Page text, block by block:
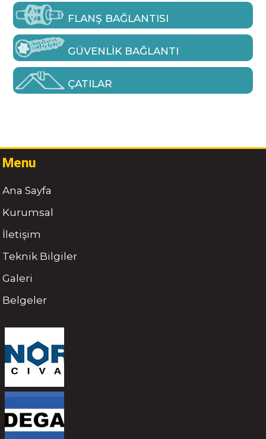
FLANŞ BAĞLANTISI
GÜVENLIK BAĞLANTI
ÇATILAR
Menu
Ana Sayfa
Kurumsal
İletişim
Teknik Bilgiler
Galeri
Belgeler